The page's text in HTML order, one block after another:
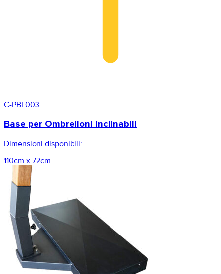
C-PBL003
Base per Ombrelloni Inclinabili
Dimensioni disponibili:
110cm x 72cm